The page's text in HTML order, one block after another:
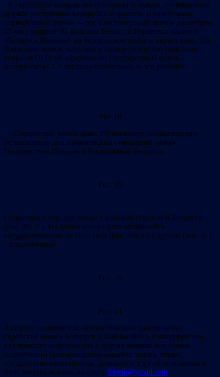
К еврейским значкам автор относит и значки, посвященные
дружбе республики Беларусь с Израилем. По-видимому,
первый такой значок — это пластмассовый значок диаметром
25 мм с цифрой 50, флагами Беларуси Израиля и надписи
«Беларусь Израиль» на белорусском языке и иврите (рис. 18).
Возможно значок выпущен к пятидесятилетию принятия
решения ООН об образовании Государства Израиль.
Белорусская ССР тогда проголосовала за это решение.
Рис.18
Следующий значок (рис. 19) посвящен двадцатилетию
установления дипломатических отношений между
Государством Израиль и Республикой Беларусь.
Рис. 19
Существуют еще два значка с флагами Израиля и Беларуси
(рис. 20, 21). На одном из них флаг являвшийся
государственным до 1995 года (рис. 20), а на другом (рис. 21)
– современный.
Рис. 20
Рис. 21
Автор не сомневается, что им описаны далеко не все
еврейские значки Беларуси и был бы очень благодарен тем,
кто пришлет информацию о других значках или новые
подробности (кто инициатор выпуска значка, тираж,
предприятие изготовитель, дизайнер и т.д.) об описанных в
этой заметке значках на почту fnbern@gmail.com